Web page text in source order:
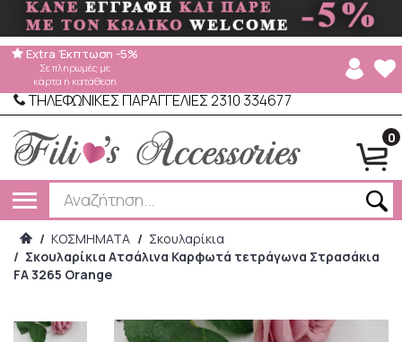
ΤΗΛΕΦΩΝΙΚΕΣ ΠΑΡΑΓΓΕΛΙΕΣ 2310 334677
0
Extra Έκπτωση -5%
Σε πληρωμές με
κάρτα ή κατάθεση
/ ΚΟΣΜΗΜΑΤΑ / Σκουλαρίκια
/ Σκουλαρίκια Ατσάλινα Καρφωτά τετράγωνα Στρασάκια
FA 3265 Orange